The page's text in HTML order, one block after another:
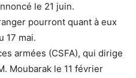
le 21 juin.
pourront quant à eux
17 mai.
armées (CSFA), qui dirige
Moubarak le 11 février